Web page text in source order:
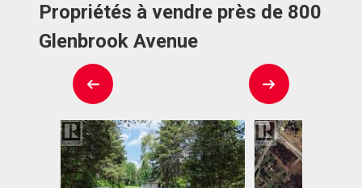
Propriétés à vendre près de 800
Glenbrook Avenue